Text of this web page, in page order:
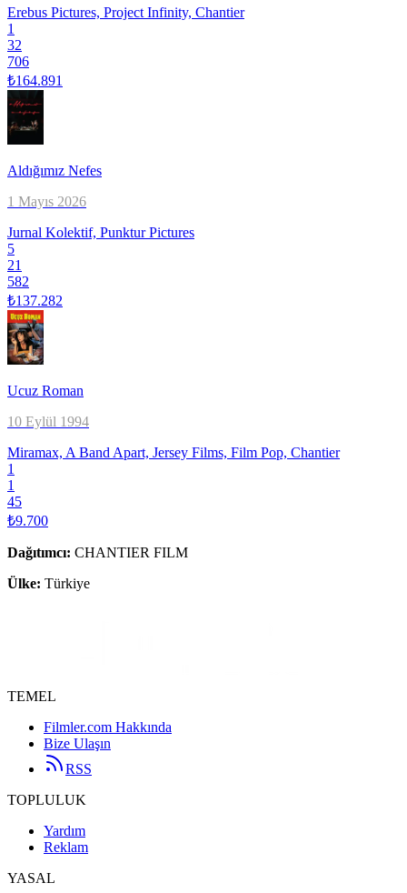
Erebus Pictures, Project Infinity, Chantier
1
32
706
₺164.891
Aldığımız Nefes
1 Mayıs 2026
Jurnal Kolektif, Punktur Pictures
5
21
582
₺137.282
Ucuz Roman
10 Eylül 1994
Miramax, A Band Apart, Jersey Films, Film Pop, Chantier
1
1
45
₺9.700
Dağıtımcı: CHANTIER FILM
Ülke: Türkiye
TEMEL
Filmler.com Hakkında
Bize Ulaşın
RSS
TOPLULUK
Yardım
Reklam
YASAL